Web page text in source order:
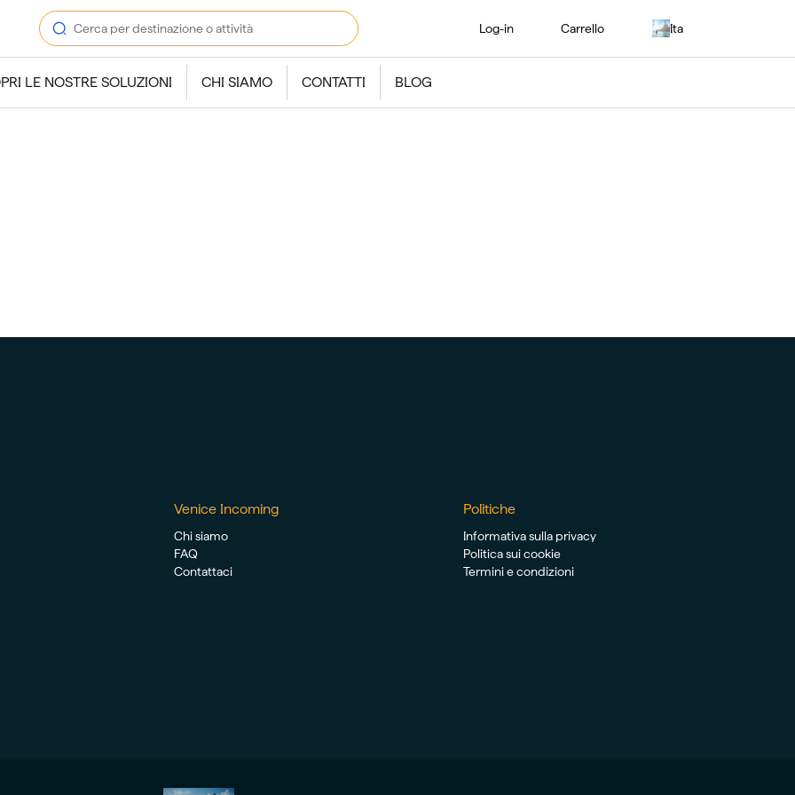
Log-in Carrello Ita
LE NOSTRE SOLUZIONI CHI SIAMO CONTATTI BLOG
Venice Incoming
Chi siamo
FAQ
Contattaci
Politiche
Informativa sulla privacy
Politica sui cookie
Termini e condizioni